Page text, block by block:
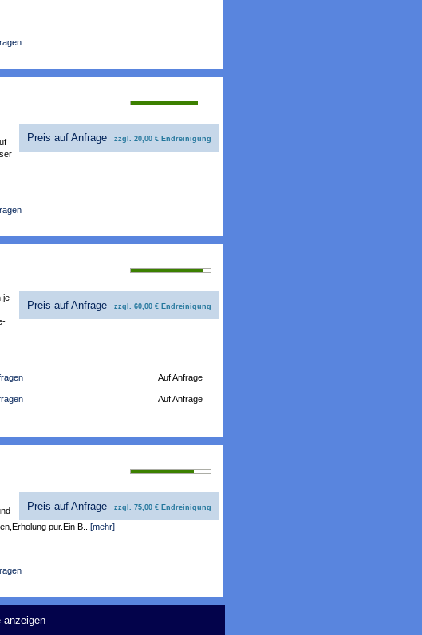
Preis auf Anfrage zzgl. 20,00 € Endreinigung
Preis auf Anfrage zzgl. 60,00 € Endreinigung
Auf Anfrage
Auf Anfrage
Preis auf Anfrage zzgl. 75,00 € Endreinigung
pur.Ein B... [mehr]
anzeigen